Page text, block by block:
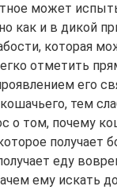
может
как и в дикой
которая
отметить
его
тем
о том, почему
получает
еду
ему искать